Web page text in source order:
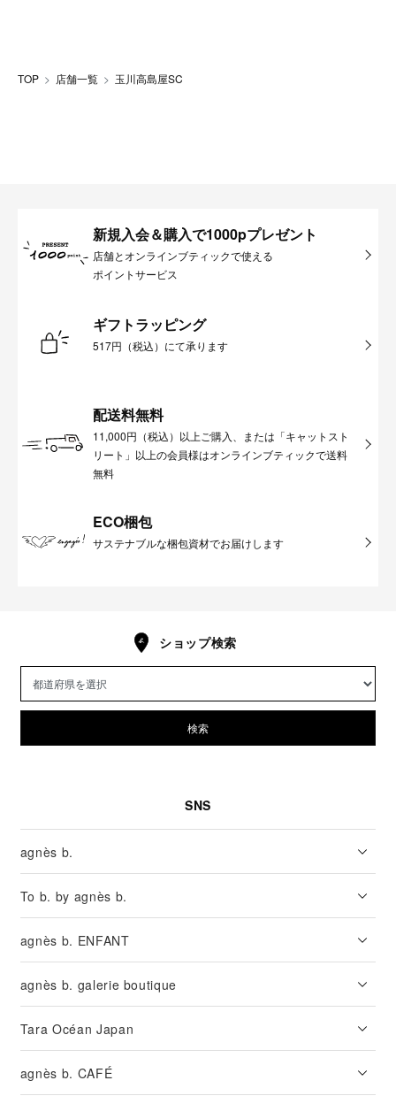
TOP 店舗一覧 玉川高島屋SC
新規入会＆購入で1000pプレゼント
店舗とオンラインブティックで使える
ポイントサービス
ギフトラッピング
517円（税込）にて承ります
配送料無料
11,000円（税込）以上ご購入、または「キャットスト
リート」以上の会員様はオンラインブティックで送料
無料
ECO梱包
サステナブルな梱包資材でお届けします
ショップ検索
検索
SNS
agnès b.
To b. by agnès b.
agnès b. ENFANT
agnès b. galerie boutique
Tara Océan Japan
agnès b. CAFÉ